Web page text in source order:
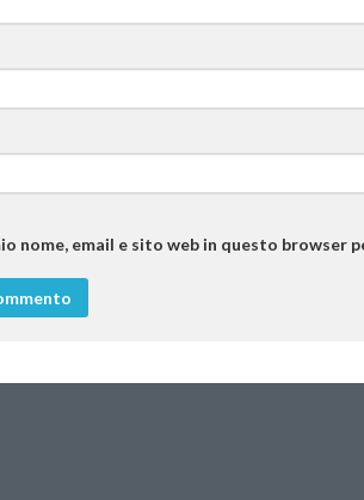
nome, email e sito web in questo browser